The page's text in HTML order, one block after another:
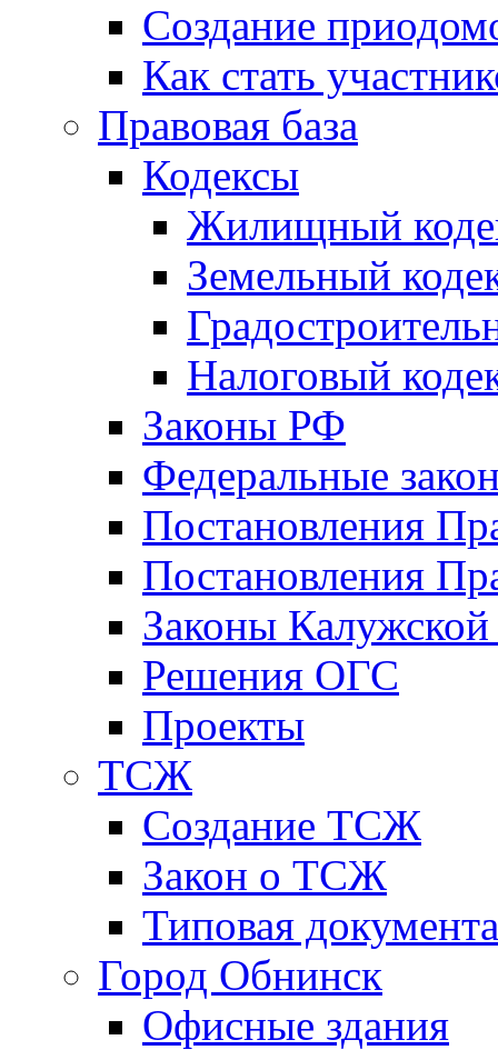
Создание
Как стать
Правовая база
Кодексы
Жилищный
Земельный
Налоговый
Законы РФ
Федеральные
Постановления
Постановления
Законы Калужской
Решения ОГС
Проекты
ТСЖ
Создание ТСЖ
Закон о ТСЖ
Типовая
Город Обнинск
Офисные здания